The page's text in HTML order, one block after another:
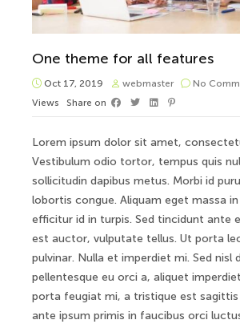
One theme for all features
Oct 17, 2019 webmaster No
Views
Share on
Lorem ipsum dolor sit amet,
Vestibulum odio tortor, tempus quis
sollicitudin dapibus metus. Morbi id
lobortis congue. Aliquam eget massa
efficitur id in turpis. Sed tincidunt ante
est auctor, vulputate tellus. Ut porta
pulvinar. Nulla et imperdiet mi. Sed nisl
pellentesque eu orci a, aliquet
porta feugiat mi, a tristique est sagittis
ante ipsum primis in faucibus orci